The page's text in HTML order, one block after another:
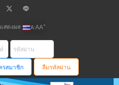
สดงผล A-AA+
รสมาชิก ลืมรหัสผ่าน